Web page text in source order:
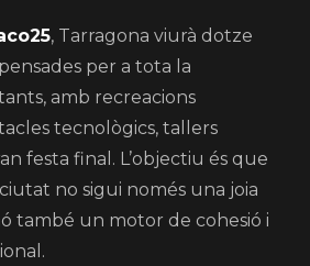
, Tarragona viurà dotze
per a tota la
amb recreacions
tecnològics, tallers
festa final. L’objectiu és que
no sigui només una joia
també un motor de cohesió i